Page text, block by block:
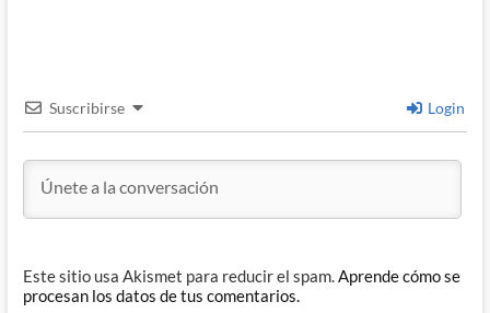
Suscribirse Login
Este sitio usa Akismet para reducir el spam.Aprende cómo se
procesan los datos de tus comentarios.